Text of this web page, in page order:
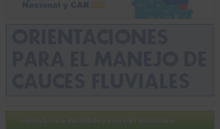
FRÜHZEITIGE WARNUNG VOR ENTWALDUNG